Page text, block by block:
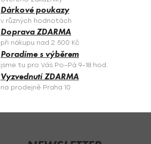
í
p
r
v
k
y
v
ý
p
s
Dárkové poukazy
v různých hodnotách
Doprava ZDARMA
při nákupu nad 2 500 Kč
Poradíme s výběrem
jsme tu pro Vás Po–Pá 9–18 hod.
Vyzvednutí ZDARMA
na prodejně Praha 10